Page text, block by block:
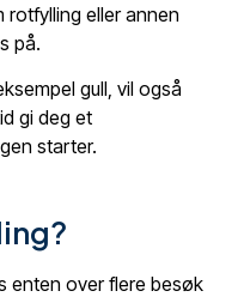
eller annen
på.
gull, vil også
gi deg et
starter.
enten over flere besøk